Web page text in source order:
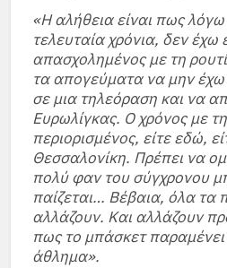
«Η αλήθεια είναι πως
τελευταία χρόνια, δεν
απασχολημένος με τη
τα απογεύματα να μην
σε μια τηλεόραση και να
Ευρωλίγκας. Ο χρόνος με
περιορισμένος, είτε εδώ,
Θεσσαλονίκη. Πρέπει να
πολύ φαν του σύγχρονου
παίζεται… Βέβαια, όλα τα
αλλάζουν. Και αλλάζουν
πως το μπάσκετ
άθλημα».